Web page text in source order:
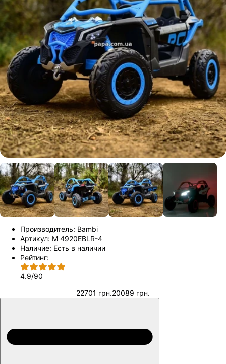
Производитель: Bambi
Артикул: M 4920EBLR-4
Наличие: Есть в наличии
Рейтинг:
4.9/90
22701 грн.20089 грн.